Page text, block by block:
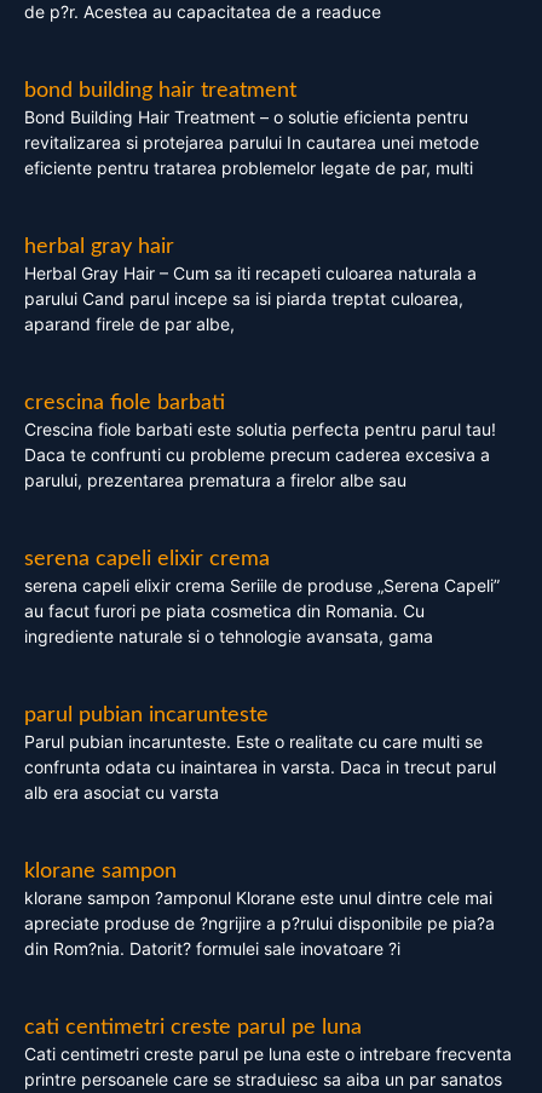
de p?r. Acestea au capacitatea de a readuce
bond building hair treatment
Bond Building Hair Treatment – o solutie eficienta pentru
revitalizarea si protejarea parului In cautarea unei metode
eficiente pentru tratarea problemelor legate de par, multi
herbal gray hair
Herbal Gray Hair – Cum sa iti recapeti culoarea naturala a
parului Cand parul incepe sa isi piarda treptat culoarea,
aparand firele de par albe,
crescina fiole barbati
Crescina fiole barbati este solutia perfecta pentru parul tau!
Daca te confrunti cu probleme precum caderea excesiva a
parului, prezentarea prematura a firelor albe sau
serena capeli elixir crema
serena capeli elixir crema Seriile de produse „Serena Capeli”
au facut furori pe piata cosmetica din Romania. Cu
ingrediente naturale si o tehnologie avansata, gama
parul pubian incarunteste
Parul pubian incarunteste. Este o realitate cu care multi se
confrunta odata cu inaintarea in varsta. Daca in trecut parul
alb era asociat cu varsta
klorane sampon
klorane sampon ?amponul Klorane este unul dintre cele mai
apreciate produse de ?ngrijire a p?rului disponibile pe pia?a
din Rom?nia. Datorit? formulei sale inovatoare ?i
cati centimetri creste parul pe luna
Cati centimetri creste parul pe luna este o intrebare frecventa
printre persoanele care se straduiesc sa aiba un par sanatos